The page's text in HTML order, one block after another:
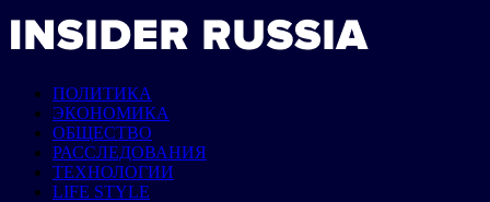
ПОЛИТИКА
ЭКОНОМИКА
ОБЩЕСТВО
РАССЛЕДОВАНИЯ
ТЕХНОЛОГИИ
LIFE STYLE